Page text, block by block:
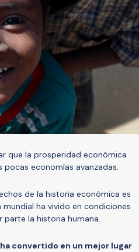
que la prosperidad económica
economías avanzadas.
de la historia económica es
ha vivido en condiciones
la historia humana.
convertido en un mejor lugar